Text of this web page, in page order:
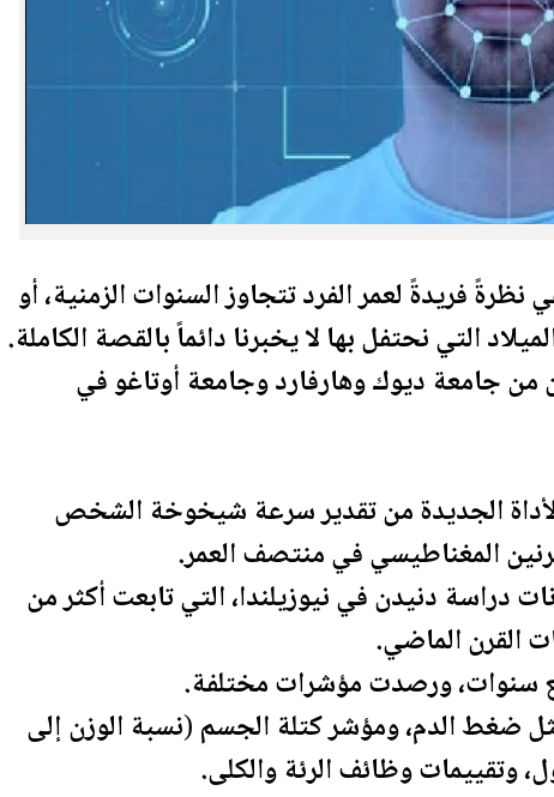
فريدةً لعمر الفرد تتجاوز السنوات الزمنية، أو
التي نحتفل بها لا يخبرنا دائماً بالقصة الكاملة.
من جامعة ديوك وهارفارد وجامعة أوتاغو في
الجديدةمن تقدير سرعة شيخوخة الشخص
المغناطيسي في منتصف العمر.
دراسة دنيدن في نيوزيلندا، التي تابعت أكثر من
سنوات، ورصدت مؤشرات مختلفة.
ضغط الدم، ومؤشر كتلة الجسم (نسبة الوزن إلى
وتقييمات وظائف الرئة والكلى.